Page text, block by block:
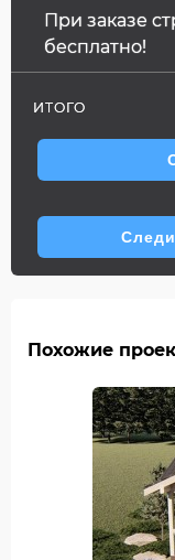
При заказе
бесплатно!
ИТОГО
Похожие